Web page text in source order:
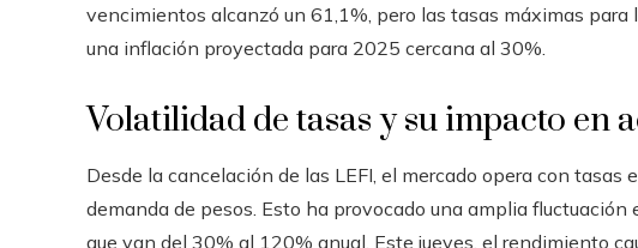
vencimientos alcanzó un 61,1%, pero las tasas máximas
una inflación proyectada para 2025 cercana al 30%.
Volatilidad de tasas y su impacto en
Desde la cancelación de las LEFI, el mercado opera con
demanda de pesos. Esto ha provocado una amplia
que van del 30% al 120% anual. Este jueves, el rendimiento